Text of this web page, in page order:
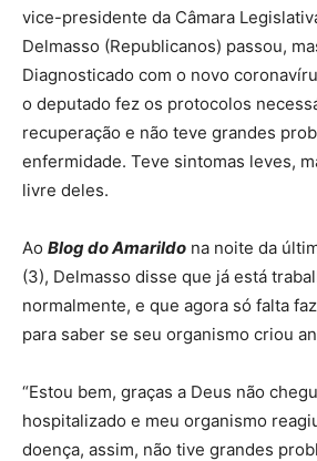
vice-presidente da Câmara
Delmasso (Republicanos) passou,
Diagnosticado com o novo
o deputado fez os protocolos
recuperação e não teve grandes
enfermidade. Teve sintomas leves,
livre deles.
Ao Blog do Amarildo na noite da
(3), Delmasso disse que já está
normalmente, e que agora só falta
para saber se seu organismo criou
“Estou bem, graças a Deus não
hospitalizado e meu organismo
doença, assim, não tive grandes